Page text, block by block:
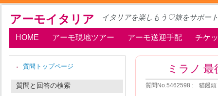
アーモイタリア イタリアを楽しもう♡旅をサポート
HOME アーモ現地ツアー アーモ送迎手配 チケ
ミラノ
質問No.5462598 : 猫饅頭
質問トップページ
質問と回答の検索